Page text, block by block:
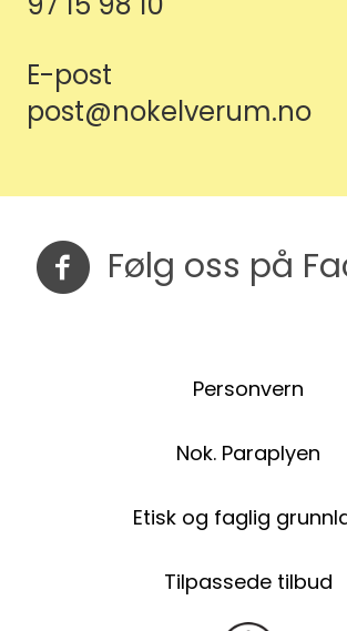
E-post
post@nokelverum.no
Følg oss på Facebook
Følg oss på
Personvern
Nok. Paraplyen
Etisk og faglig
Tilpassede tilbud